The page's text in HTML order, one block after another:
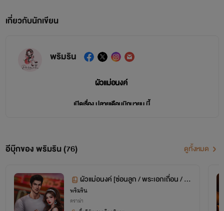
เกี่ยวกับนักเขียน
พริมริน
ผัวแม่อนงค์
เปิดเรื่อง ปลายเดือนมิถุนายน นี้
อีบุ๊กของ พริมริน (76) ดูทั้งหมด
ผัวแม่อนงค์ [ซ่อนลูก / พระเอกเถื่อน / N
C20+]
พริมริน
ดราม่า